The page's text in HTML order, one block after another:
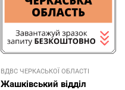
ВДВС ЧЕРКАСЬКОЇ ОБЛАСТІ
Жашківський відділ